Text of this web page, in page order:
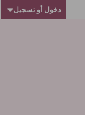
دخول أو تسجيل